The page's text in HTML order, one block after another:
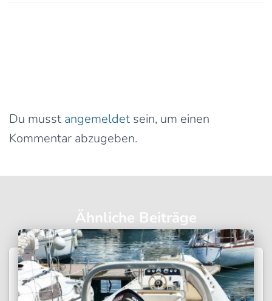
Du musst angemeldet sein, um einen
Kommentar abzugeben.
Ähnliche Beiträge